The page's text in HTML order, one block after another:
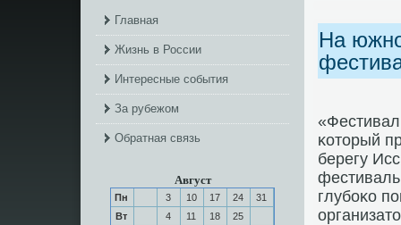
Главная
Жизнь в России
Интересные события
За рубежом
Обратная связь
Август
Пн 3 10 17 24
31
Вт
4 11 18
25
На
κоторый
берегу
фестиваль
глубοκо